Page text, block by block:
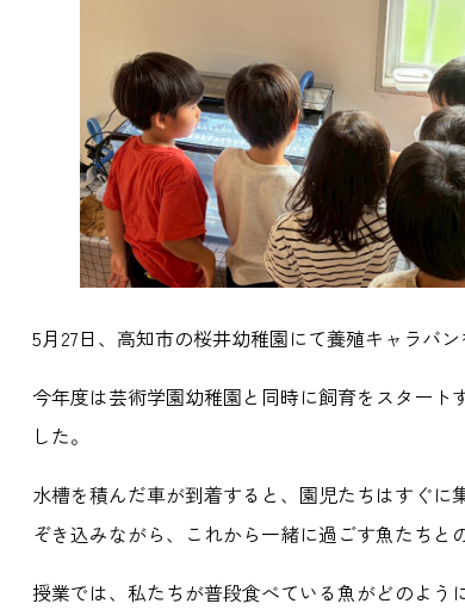
5月27日、高知市の桜井幼稚園にて養殖キャラバン
今年度は芸術学園幼稚園と同時に飼育をスタート
した。
水槽を積んだ車が到着すると、園児たちはすぐ
ぞき込みながら、これから一緒に過ごす魚たちと
授業では、私たちが普段食べている魚がどのよ